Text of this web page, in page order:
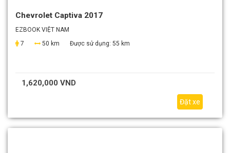
Chevrolet Captiva 2017
EZBOOK VIỆT NAM
7
50 km Được sử dụng: 55 km
1,620,000 VND
Đặt xe